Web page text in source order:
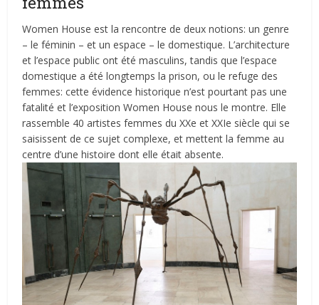
Women House est la rencontre de deux notions: un genre
– le féminin – et un espace – le domestique. L’architecture
et l’espace public ont été masculins, tandis que l’espace
domestique a été longtemps la prison, ou le refuge des
femmes: cette évidence historique n’est pourtant pas une
fatalité et l’exposition Women House nous le montre. Elle
rassemble 40 artistes femmes du XXe et XXIe siècle qui se
saisissent de ce sujet complexe, et mettent la femme au
centre d’une histoire dont elle était absente.